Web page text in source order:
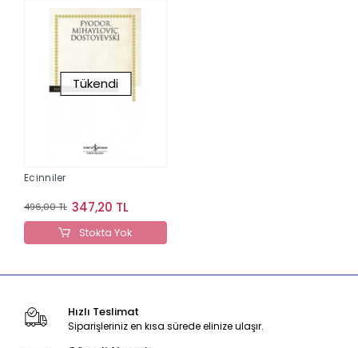
Tükendi
Ecinniler
496,00 TL 347,20 TL
Stokta Yok
Hızlı Teslimat
Siparişleriniz en kısa sürede elinize ulaşır.